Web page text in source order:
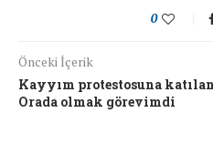
0
Önceki İçerik
Kayyım protestosuna
Orada olmak görevimdi